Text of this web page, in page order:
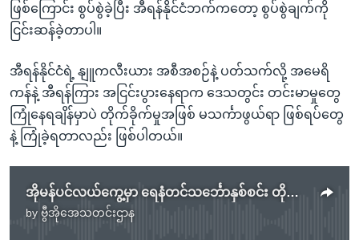
ဖြစ်ကြောင်း စွပ်စွဲခဲ့ပြီး အီရန်နိုင်ငံဘက်ကတော့ စွပ်စွဲချက်ကို
ငြင်းဆန်ခဲ့တာပါ။
အီရန်နိုင်ငံရဲ့ နျူကလီးယား အစီအစဉ်နဲ့ ပတ်သက်လို့ အမေရိ
ကန်နဲ့ အီရန်ကြား အငြင်းပွားနေရာက ဒေသတွင်း တင်းမာမှုတွေ
ကြုံနေရချိန်မှာပဲ တိုက်ခိုက်မှုအဖြစ် မသင်္ကာဖွယ်ရာ ဖြစ်ရပ်တွေ
နဲ့ ကြုံခဲ့ရတာလည်း ဖြစ်ပါတယ်။
အိုမန်ပင်လယ်ကွေ့မှာ ရေနံတင်သင်္ဘောနှစ်စင်း တိုက်ခိုက်ခံရ
by ဗွီအိုအေသတင်းဌာန
No media source currently available